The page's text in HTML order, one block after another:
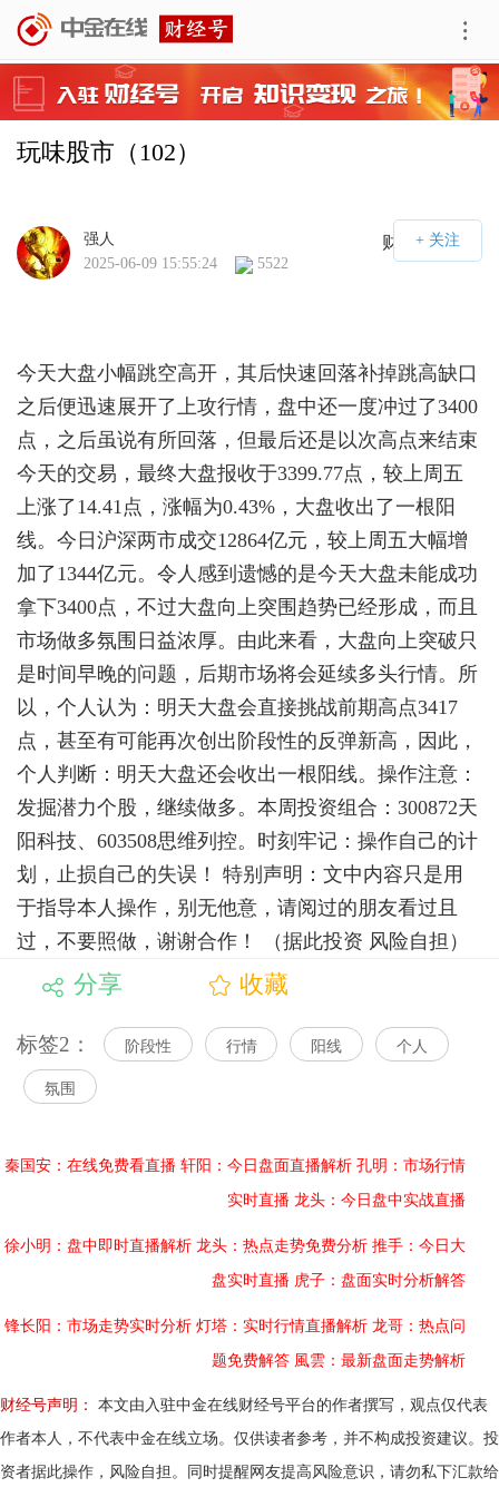
玩味股市（102）
财经号APP
强人
2025-06-09 15:55:24
5522
今天大盘小幅跳空高开，其后快速回落补掉跳高缺口
之后便迅速展开了上攻行情，盘中还一度冲过了3400
点，之后虽说有所回落，但最后还是以次高点来结束
今天的交易，最终大盘报收于3399.77点，较上周五
上涨了14.41点，涨幅为0.43%，大盘收出了一根阳
线。今日沪深两市成交12864亿元，较上周五大幅增
加了1344亿元。令人感到遗憾的是今天大盘未能成功
拿下3400点，不过大盘向上突围趋势已经形成，而且
市场做多氛围日益浓厚。由此来看，大盘向上突破只
是时间早晚的问题，后期市场将会延续多头行情。所
以，个人认为：明天大盘会直接挑战前期高点3417
点，甚至有可能再次创出阶段性的反弹新高，因此，
个人判断：明天大盘还会收出一根阳线。操作注意：
发掘潜力个股，继续做多。本周投资组合：300872天
阳科技、603508思维列控。时刻牢记：操作自己的计
划，止损自己的失误！ 特别声明：文中内容只是用
于指导本人操作，别无他意，请阅过的朋友看过且
过，不要照做，谢谢合作！ （据此投资 风险自担）
分享 收藏
标签2： 阶段性 行情 阳线 个人
氛围
秦国安：在线免费看直播 轩阳：今日盘面直播解析 孔明：市场行情
实时直播 龙头：今日盘中实战直播
徐小明：盘中即时直播解析 龙头：热点走势免费分析 推手：今日大
盘实时直播 虎子：盘面实时分析解答
锋长阳：市场走势实时分析 灯塔：实时行情直播解析 龙哥：热点问
题免费解答 風雲：最新盘面走势解析
财经号声明：
本文由入驻中金在线财经号平台的作者撰写，观点仅代表
作者本人，不代表中金在线立场。仅供读者参考，并不构成投资建议。投
资者据此操作，风险自担。同时提醒网友提高风险意识，请勿私下汇款给